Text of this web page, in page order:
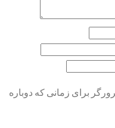
برای زمانی که دوباره